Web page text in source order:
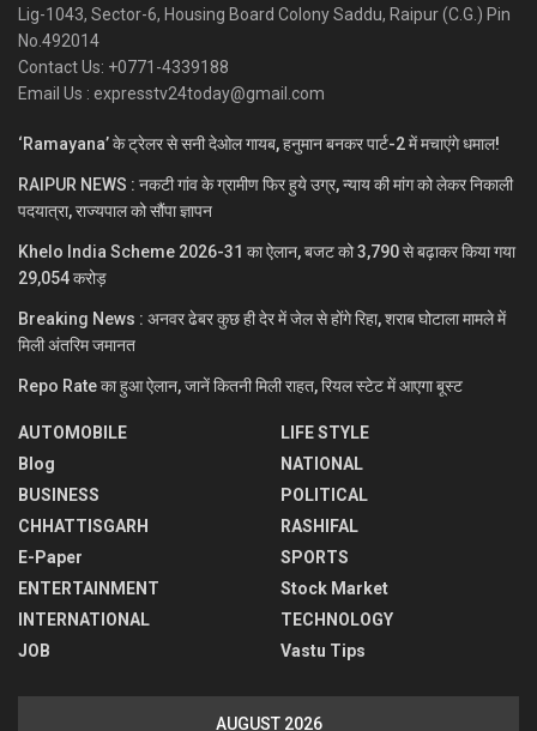
Lig-1043, Sector-6, Housing Board Colony Saddu, Raipur (C.G.) Pin
No.492014
Contact Us: +0771-4339188
Email Us : expresstv24today@gmail.com
‘Ramayana’ के ट्रेलर से सनी देओल गायब, हनुमान बनकर पार्ट-2 में मचाएंगे धमाल!
RAIPUR NEWS : नकटी गांव के ग्रामीण फिर हुये उग्र, न्याय की मांग को लेकर निकाली
पदयात्रा, राज्यपाल को सौंपा ज्ञापन
Khelo India Scheme 2026-31 का ऐलान, बजट को 3,790 से बढ़ाकर किया गया
29,054 करोड़
Breaking News : अनवर ढेबर कुछ ही देर में जेल से होंगे रिहा, शराब घोटाला मामले में
मिली अंतरिम जमानत
Repo Rate का हुआ ऐलान, जानें कितनी मिली राहत, रियल स्टेट में आएगा बूस्ट
AUTOMOBILE
Blog
BUSINESS
CHHATTISGARH
E-Paper
ENTERTAINMENT
INTERNATIONAL
JOB
LIFE STYLE
NATIONAL
POLITICAL
RASHIFAL
SPORTS
Stock Market
TECHNOLOGY
Vastu Tips
AUGUST 2026